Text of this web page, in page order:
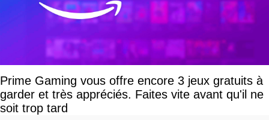
Prime Gaming vous offre encore 3 jeux gratuits à
garder et très appréciés. Faites vite avant qu'il ne
soit trop tard